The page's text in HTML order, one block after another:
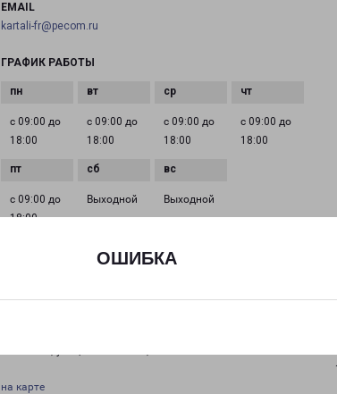
ОШИБКА
EMAIL
kartali-fr@pecom.ru
ГРАФИК РАБОТЫ
с 09:00 до
18:00
с 09:00 до
18:00
с 09:00 до
18:00
с 09:00 до
18:00
с 09:00 до
18:00
Выходной Выходной
на карте